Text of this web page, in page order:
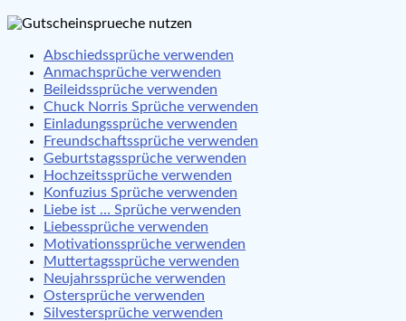
Abschiedssprüche verwenden
Anmachsprüche verwenden
Beileidssprüche verwenden
Chuck Norris Sprüche verwenden
Einladungssprüche verwenden
Freundschaftssprüche verwenden
Geburtstagssprüche verwenden
Hochzeitssprüche verwenden
Konfuzius Sprüche verwenden
Liebe ist … Sprüche verwenden
Liebessprüche verwenden
Motivationssprüche verwenden
Muttertagssprüche verwenden
Neujahrssprüche verwenden
Ostersprüche verwenden
Silvestersprüche verwenden